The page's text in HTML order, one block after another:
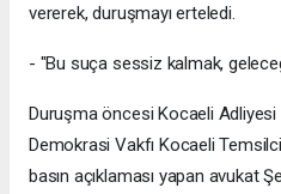
vererek, duruşmayı erteledi.
- "Bu suça sessiz kalmak,
Duruşma öncesi Kocaeli Adliyesi
Demokrasi Vakfı Kocaeli
basın açıklaması yapan avukat